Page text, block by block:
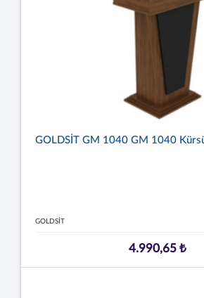
GOLDSİT GM 1040 GM 1040
GOLDSİT
4.990,65 ₺